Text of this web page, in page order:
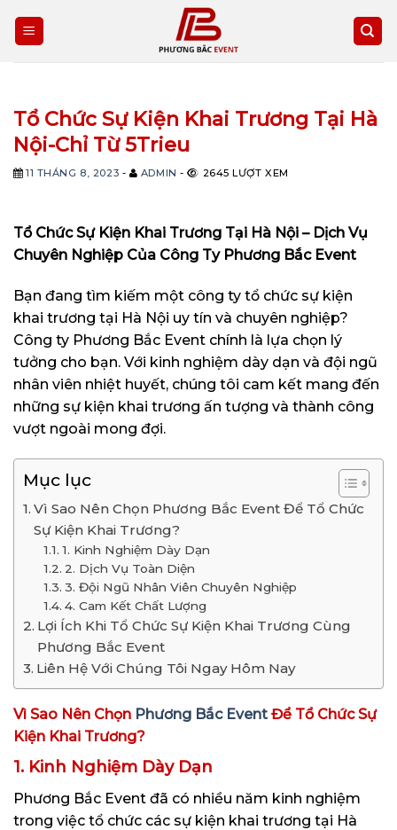
Tổ Chức Sự Kiện Khai Trương Tại Hà
Nội-Chỉ Từ 5Trieu
11 THÁNG 8, 2023 - ADMIN - 2645 LƯỢT XEM
Tổ Chức Sự Kiện Khai Trương Tại Hà Nội – Dịch Vụ
Chuyên Nghiệp Của Công Ty Phương Bắc Event
Bạn đang tìm kiếm một công ty tổ chức sự kiện
khai trương tại Hà Nội uy tín và chuyên nghiệp?
Công ty Phương Bắc Event chính là lựa chọn lý
tưởng cho bạn. Với kinh nghiệm dày dạn và đội ngũ
nhân viên nhiệt huyết, chúng tôi cam kết mang đến
những sự kiện khai trương ấn tượng và thành công
vượt ngoài mong đợi.
Mục lục
Vì Sao Nên Chọn Phương Bắc Event Để Tổ Chức
Sự Kiện Khai Trương?
1. Kinh Nghiệm Dày Dạn
2. Dịch Vụ Toàn Diện
3. Đội Ngũ Nhân Viên Chuyên Nghiệp
4. Cam Kết Chất Lượng
Lợi Ích Khi Tổ Chức Sự Kiện Khai Trương Cùng
Phương Bắc Event
Liên Hệ Với Chúng Tôi Ngay Hôm Nay
Vì Sao Nên Chọn Phương Bắc Event Để Tổ Chức Sự
Kiện Khai Trương?
1. Kinh Nghiệm Dày Dạn
Phương Bắc Event đã có nhiều năm kinh nghiệm
trong việc tổ chức các sự kiện khai trương tại Hà